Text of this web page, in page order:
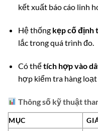
kết xuất báo cáo linh
Hệ thống kẹp cố định
lắc trong quá trình đo.
Có thểtích hợp vào
hợp kiểm tra hàng
Thông số kỹ thuật
MỤC